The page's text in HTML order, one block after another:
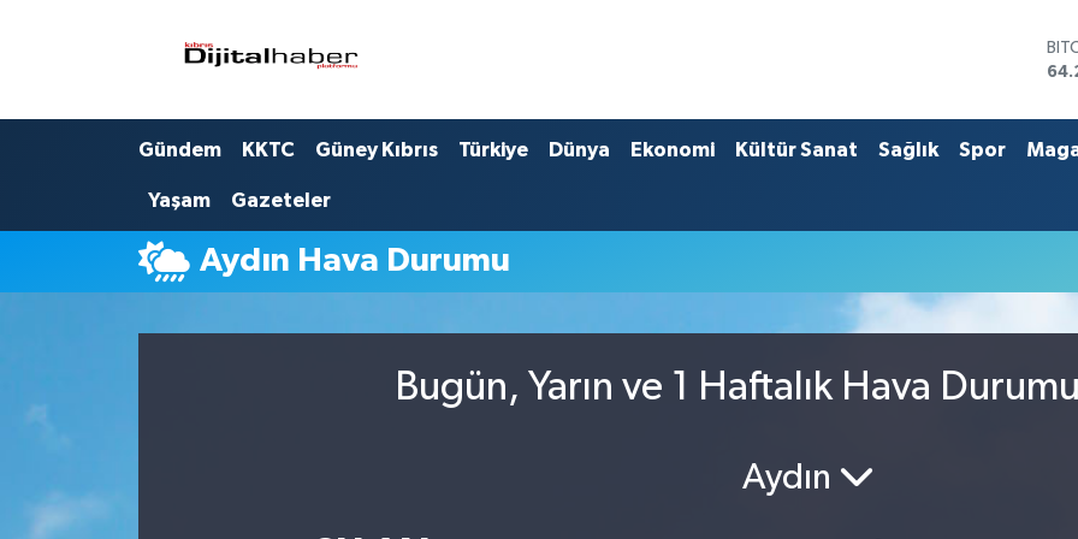
Gündem KKTC Güney Kıbrıs Türkiye Dünya Ekonomi Kültür Sanat Sağlık Spor
Yaşam Gazeteler
Aydın Hava Durumu
Bugün, Yarın ve 1 Haftalık Hava
Aydın
Trafik Durumu
Süper Lig Puan Durumu ve Fikstür
Tüm Manşetler
Son Dakika Haberleri